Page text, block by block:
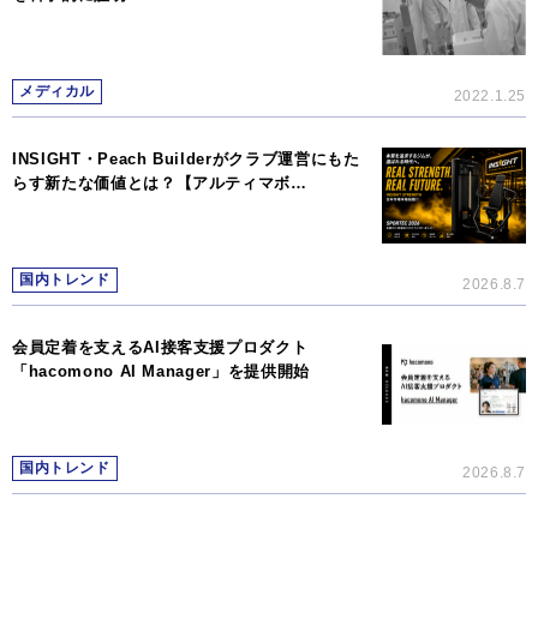
メディカル 2022.1.25
INSIGHT・Peach Builderがクラブ運営にもた
らす新たな価値とは？【アルティマボ…
国内トレンド 2026.8.7
会員定着を支えるAI接客支援プロダクト
「hacomono AI Manager」を提供開始
国内トレンド 2026.8.7